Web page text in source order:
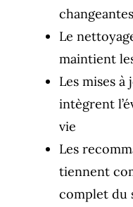
changeantes
Le
maintient
Les mises
intègrent
vie
Les
tiennent
complet du